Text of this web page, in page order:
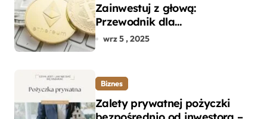
Zainwestuj z głową:
Przewodnik dla
początkujących w zakupie
wrz 5 , 2025
Biznes
Zalety prywatnej pożyczki